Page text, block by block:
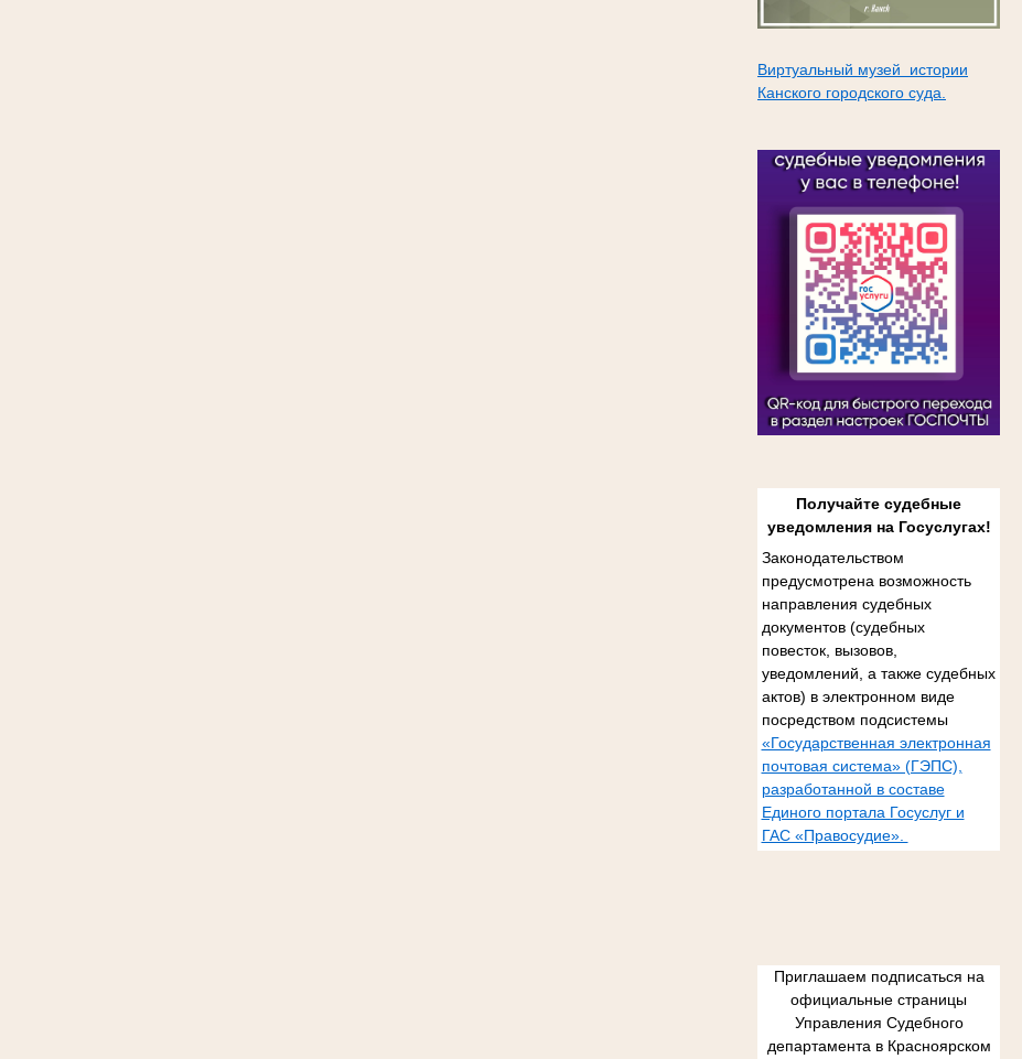
Виртуальный музей истории
Канского городского суда.
Получайте судебные
уведомления на Госуслугах!
Законодательством
предусмотрена возможность
направления судебных
документов (судебных
повесток, вызовов,
уведомлений, а также судебных
актов) в электронном виде
посредством подсистемы
«Государственная электронная
почтовая система» (ГЭПС),
разработанной в составе
Единого портала Госуслуг и
ГАС «Правосудие».
Приглашаем подписаться на
официальные страницы
Управления Судебного
департамента в Красноярском